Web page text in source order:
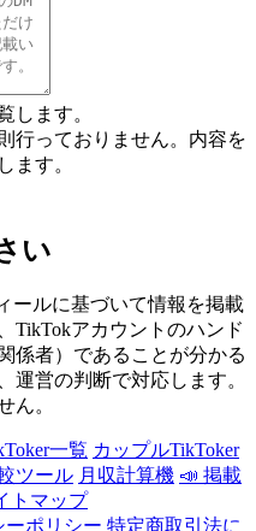
します。
行っておりません。内容を
ます。
い
ールに基づいて情報を掲載
TikTokアカウントのハンド
係者）であることが分かる
運営の判断で対応します。
ん。
一覧 カップルTikToker
ツール 月収計算機 📣 掲載
トマップ
ーポリシー 特定商取引法に